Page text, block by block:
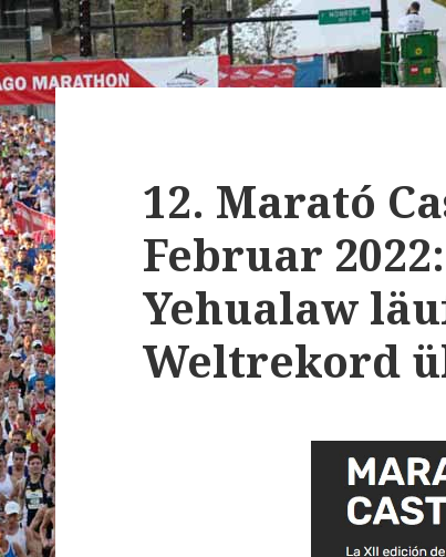
12. Marató
Februar
Yehualaw
Weltrekord